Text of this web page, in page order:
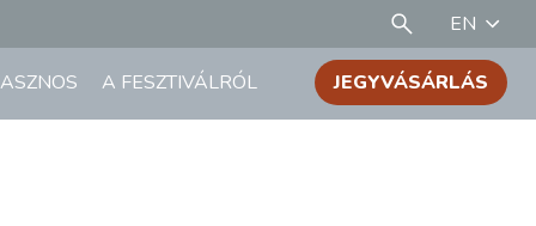
EN
A FESZTIVÁLRÓL JEGYVÁSÁRLÁS